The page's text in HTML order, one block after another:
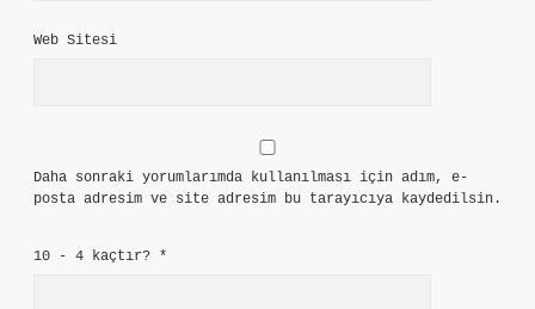
Web Sitesi
Daha sonraki yorumlarımda kullanılması için adım, e-
posta adresim ve site adresim bu tarayıcıya kaydedilsin.
10 - 4 kaçtır? *